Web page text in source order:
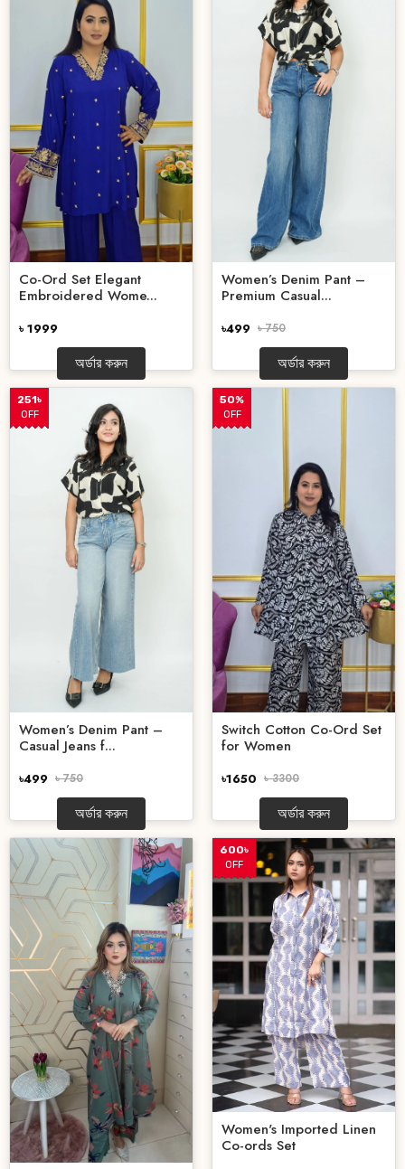
Co-Ord Set Elegant
Embroidered Wome...
৳ 1999
অর্ডার করুন
Women’s Denim Pant –
Premium Casual...
৳499 ৳ 750
অর্ডার করুন
251৳
OFF
Women’s Denim Pant –
Casual Jeans f...
৳499 ৳ 750
অর্ডার করুন
50%
OFF
Switch Cotton Co-Ord Set
for Women
৳1650 ৳ 3300
অর্ডার করুন
600৳
OFF
Women's Imported Linen
Co-ords Set